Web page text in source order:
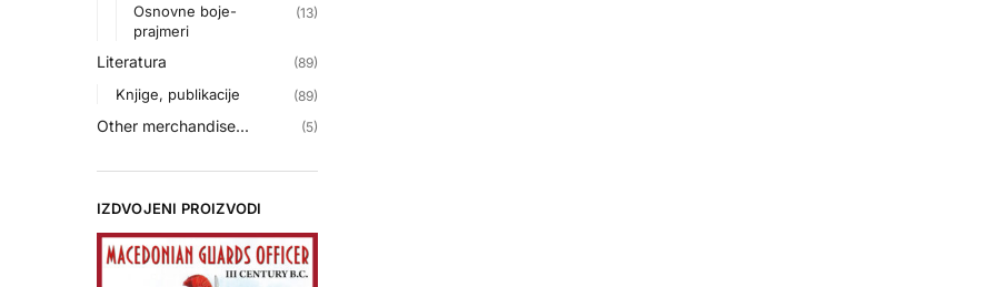
Osnovne boje-
prajmeri
(13)
Literatura (89)
Knjige, publikacije (89)
Other merchandise... (5)
IZDVOJENI PROIZVODI